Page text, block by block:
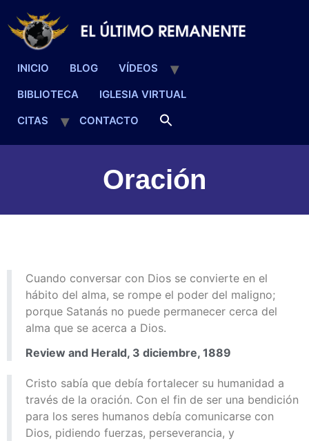
INICIO BLOG
VÍDEOS
BIBLIOTECA
IGLESIA VIRTUAL
CITAS
CONTACTO
Oración
Cuando conversar con Dios se convierte en el
hábito del alma, se rompe el poder del maligno;
porque Satanás no puede permanecer cerca del
alma que se acerca a Dios.
Review and Herald, 3 diciembre, 1889
Cristo sabía que debía fortalecer su humanidad a
través de la oración. Con el fin de ser una bendición
para los seres humanos debía comunicarse con
Dios, pidiendo fuerzas, perseverancia, y